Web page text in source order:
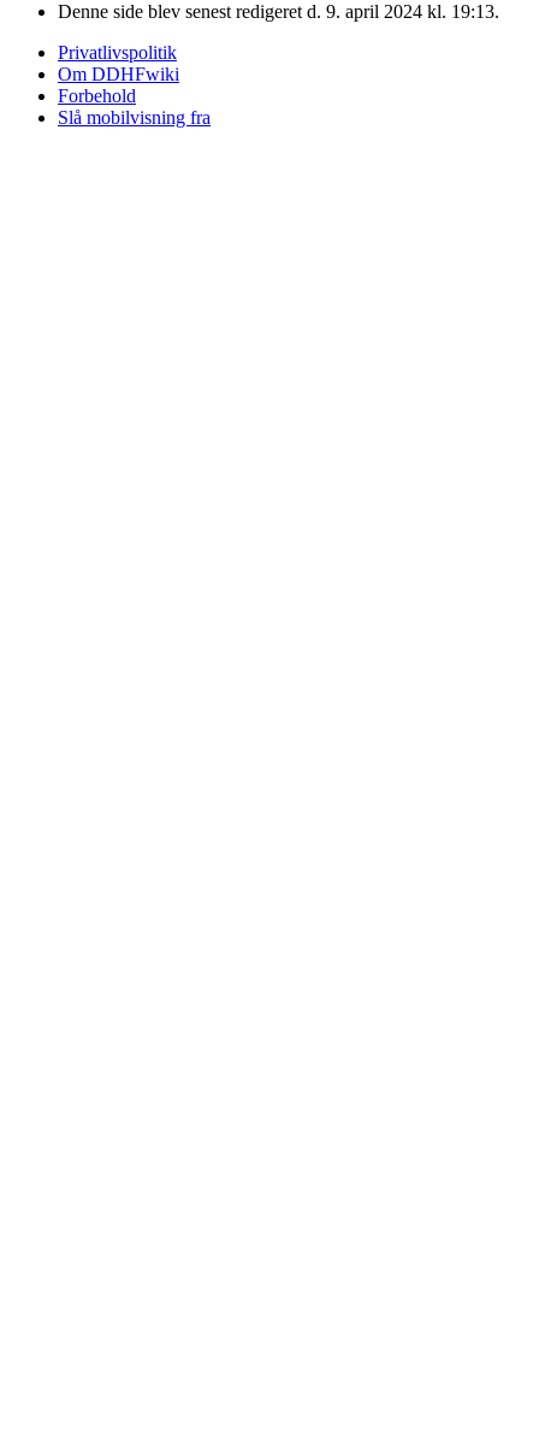
Denne side blev senest redigeret d. 9. april 2024 kl. 19:13.
Privatlivspolitik
Om DDHFwiki
Forbehold
Slå mobilvisning fra